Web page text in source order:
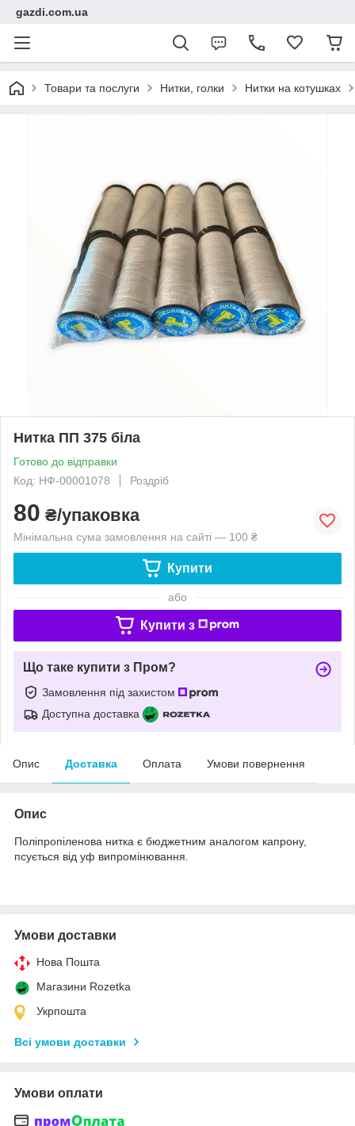
gazdi.com.ua
Товари та послуги Нитки, голки Нитки на котушках
Нитка ПП 375 біла
Готово до відправки
Код: НФ-00001078
Роздріб
80 ₴/упаковка
Мінімальна сума замовлення на сайті — 100 ₴
Купити
або
Купити з
Що таке купити з Пром?
Замовлення під захистом
Доступна доставка
Опис Доставка Оплата Умови повернення
Опис
Поліпропіленова нитка є бюджетним аналогом капрону,
псується від уф випромінювання.
Умови доставки
Нова Пошта
Магазини Rozetka
Укрпошта
Всі умови доставки
Умови оплати